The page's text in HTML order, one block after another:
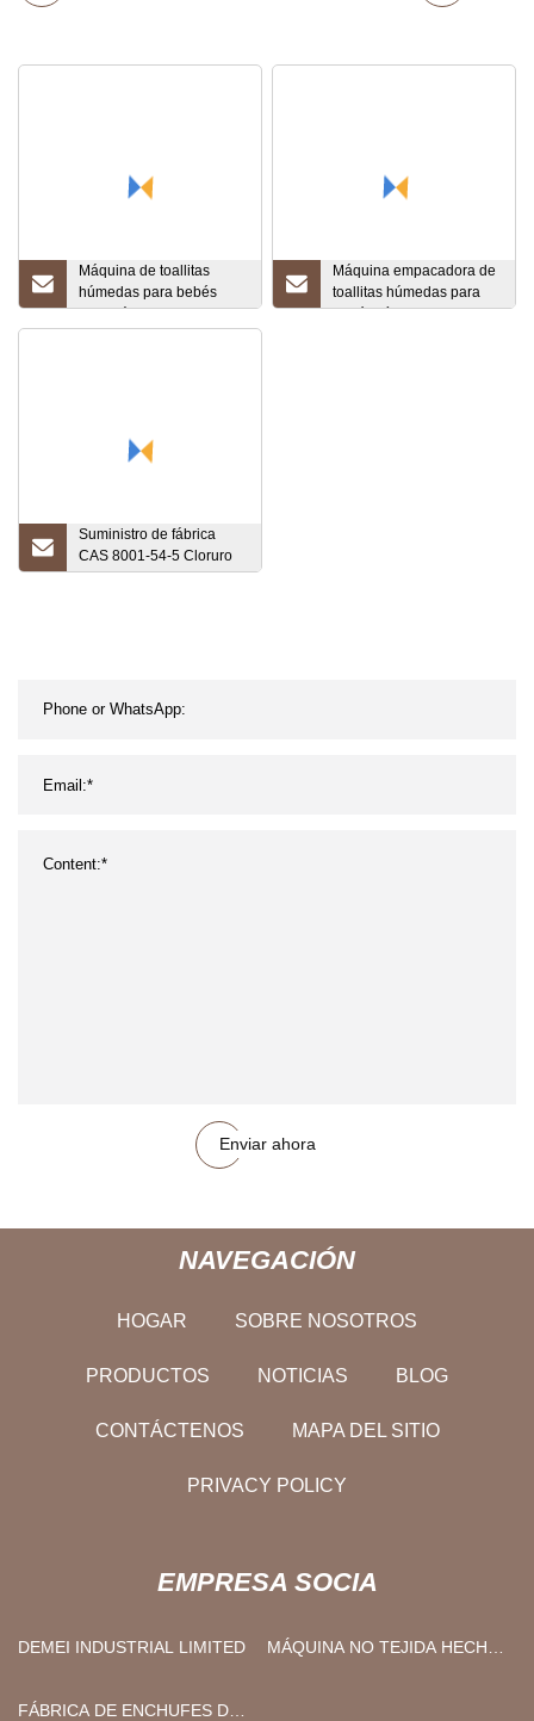
Máquina de toallitas
húmedas para bebés
Automáticamente
Empaquetadora de
Máquina empacadora de
toallitas húmedas para
bebés Línea de
Suministro de fábrica
CAS 8001-54-5 Cloruro
de benzalconio
Enviar ahora
NAVEGACIÓN
HOGAR SOBRE NOSOTROS
PRODUCTOS NOTICIAS BLOG
CONTÁCTENOS MAPA DEL SITIO
PRIVACY POLICY
EMPRESA SOCIA
DEMEI INDUSTRIAL LIMITED
MÁQUINA NO TEJIDA HECHA
FÁBRICA DE ENCHUFES DE